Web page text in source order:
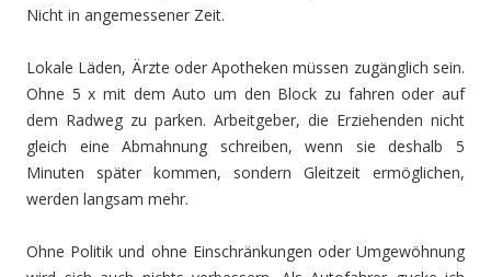
Nicht in angemessener Zeit.
Lokale Läden, Ärzte oder Apotheken müssen zugänglich sein.
Ohne 5 x mit dem Auto um den Block zu fahren oder auf
dem Radweg zu parken. Arbeitgeber, die Erziehenden nicht
gleich eine Abmahnung schreiben, wenn sie deshalb 5
Minuten später kommen, sondern Gleitzeit ermöglichen,
werden langsam mehr.
Ohne Politik und ohne Einschränkungen oder Umgewöhnung